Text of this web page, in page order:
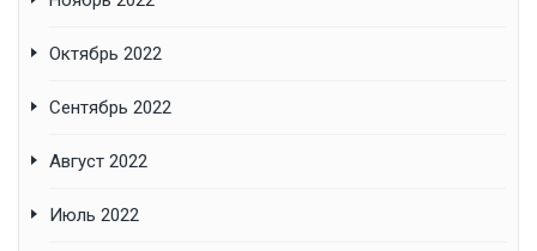
Октябрь 2022
Сентябрь 2022
Август 2022
Июль 2022